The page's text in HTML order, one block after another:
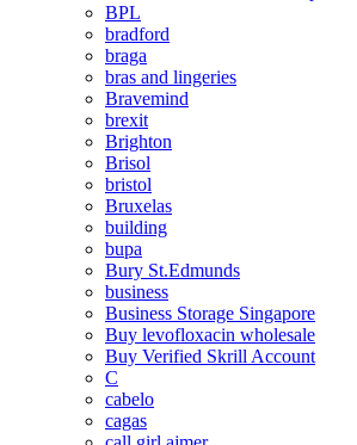
BPL
bradford
braga
bras and lingeries
Bravemind
brexit
Brighton
Brisol
bristol
Bruxelas
building
bupa
Bury St.Edmunds
business
Business Storage Singapore
Buy levofloxacin wholesale
Buy Verified Skrill Account
C
cabelo
cagas